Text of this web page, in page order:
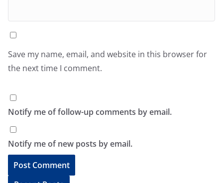
Save my name, email, and website in this browser for
the next time I comment.
Notify me of follow-up comments by email.
Notify me of new posts by email.